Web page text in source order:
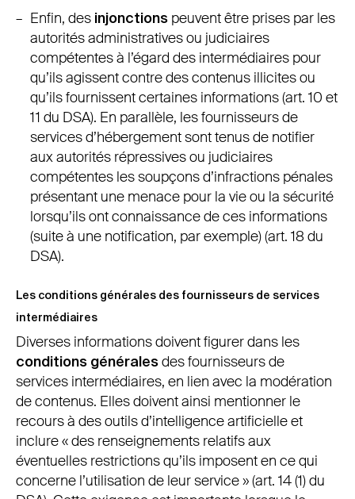
Enfin, des injonctions peuvent être prises par les
autorités administratives ou judiciaires
compétentes à l’égard des intermédiaires pour
qu’ils agissent contre des contenus illicites ou
qu’ils fournissent certaines informations (art. 10 et
11 du DSA). En parallèle, les fournisseurs de
services d’hébergement sont tenus de notifier
aux autorités répressives ou judiciaires
compétentes les soupçons d’infractions pénales
présentant une menace pour la vie ou la sécurité
lorsqu’ils ont connaissance de ces informations
(suite à une notification, par exemple) (art. 18 du
DSA).
Les conditions générales des fournisseurs de services
intermédiaires
Diverses informations doivent figurer dans les
conditions généralesdes fournisseurs de
services intermédiaires, en lien avec la modération
de contenus. Elles doivent ainsi mentionner le
recours à des outils d’intelligence artificielle et
inclure « des renseignements relatifs aux
éventuelles restrictions qu’ils imposent en ce qui
concerne l’utilisation de leur service » (art. 14 (1) du